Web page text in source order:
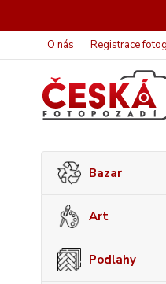
O nás Registrace
Bazar
Art
Podlahy